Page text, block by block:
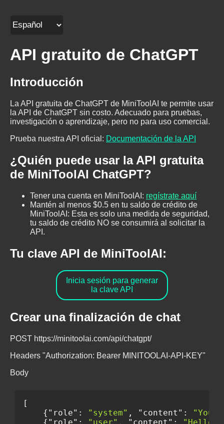
API gratuito de ChatGPT
Introducción
La API gratuita de ChatGPT de MiniToolAI te permite usar
la API de ChatGPT sin costo. Adecuado para pruebas,
investigación o aprendizaje, pero no para uso comercial.
Prueba nuestra API oficial : Documentación de la API
¿Quién puede usar la API gratuita
de MiniToolAI ChatGPT?
Tener una cuenta en MiniToolAI : regístrate aquí
Mantén al menos $0.5 en tu saldo de crédito de
MiniToolAI: Esta es solo una medida de seguridad,
tu saldo de crédito NO se consumirá al solicitar la
API.
Tu clave API de MiniToolAI:
Inicia sesión para generar
la clave API
Crear una finalización de chat
POST https://minitoolai.com/api/chatgpt/
Headers "Authorization: Bearer MINITOOLAI-API-KEY"
Body
[
{ "role" : "system" , "content" :
"You